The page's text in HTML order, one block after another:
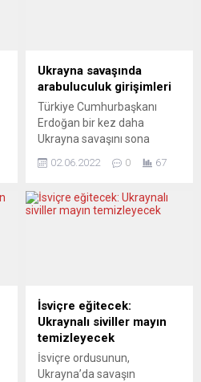
Ukrayna savaşında
arabuluculuk girişimleri
Türkiye Cumhurbaşkanı
Erdoğan bir kez daha
Ukrayna savaşını sona
İstanbul’da
görüşmelerde arabulucu
olmayı teklif etti. Almanya
telefonla aradı. Türkiye
ayrıca Rusya, Ukrayna ve
BM ile birlikte bir gözlem
misyonunda yer almaya
hazır olduğunu beyan...
02.06.2022 0 67
İsviçre eğitecek:
Ukraynalı siviller mayın
temizleyecek
İsviçre ordusunun,
Ukrayna’da savaşın